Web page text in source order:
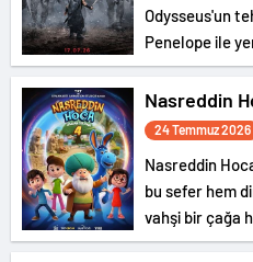
Odysseus'un
Penelope ile
ediyor.
Nasreddin
24 Temmuz 2026
Nasreddin
bu sefer hem
vahşi bir çağa
gizemli